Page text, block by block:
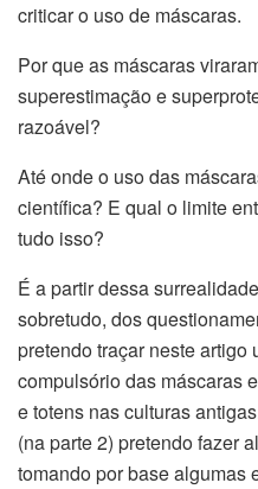
criticar o uso de máscaras.
Por que as máscaras
superestimação e
razoável?
Até onde o uso das
científica? E qual o limite
tudo isso?
É a partir dessa
sobretudo, dos
pretendo traçar neste artigo
compulsório das máscaras
e totens nas culturas
(na parte 2) pretendo fazer
tomando por base algumas